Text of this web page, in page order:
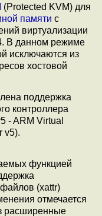
(Protected KVM) для
памяти с
виртуализации
В данном режиме
исключаются из
хостовой
поддержка
контроллера
- ARM Virtual
v5).
функцией
(xattr)
отмечается
расширенные